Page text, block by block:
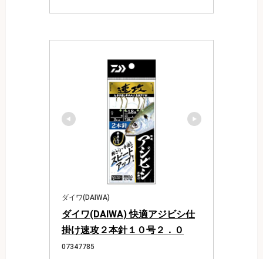
ダイワ(DAIWA)
ダイワ(DAIWA) 快適アジビシ仕
掛け速攻２本針１０号２．０
07347785